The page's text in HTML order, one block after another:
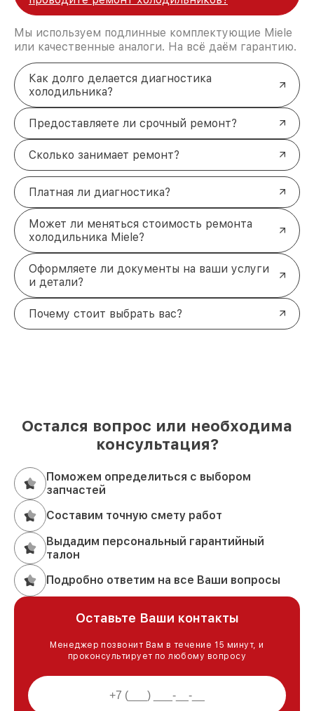
Мы используем подлинные комплектующие Miele
или качественные аналоги. На всё даём гарантию.
Как долго делается диагностика
холодильника?
Предоставляете ли срочный ремонт?
Сколько занимает ремонт?
Платная ли диагностика?
Может ли меняться стоимость ремонта
холодильника Miele?
Оформляете ли документы на ваши услуги
и детали?
Почему стоит выбрать вас?
Остался вопрос или необходима
консультация?
Поможем определиться с выбором
запчастей
Составим точную смету работ
Выдадим персональный гарантийный
талон
Подробно ответим на все Ваши вопросы
Оставьте Ваши контакты
Менеджер позвонит Вам в течение 15 минут, и
проконсультирует по любому вопросу